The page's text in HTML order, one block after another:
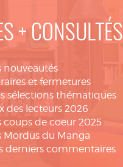
+ CONSULTÉS
nouveautés
et fermetures
sélections thématiques
des lecteurs 2026
coups de coeur 2025
Mordus du Manga
derniers commentaires